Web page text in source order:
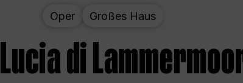
Oper Großes Haus
Lucia di